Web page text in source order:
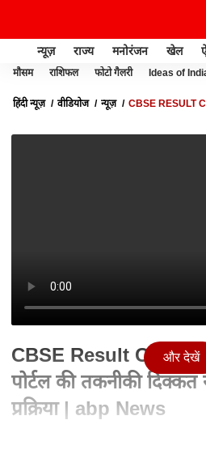
न्यूज़ राज्य मनोरंजन खेल
मौसम राशिफल फोटो गैलरी Ideas of
हिंदी न्यूज़ वीडियोज न्यूज़
CBSE RESULT
CBSE Result
पोर्टल की तकनीकी
प्रक्रिया | abp News
और देखें